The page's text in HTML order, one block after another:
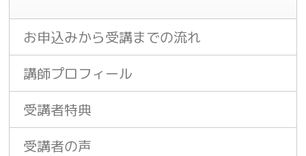
お申込みから受講までの流れ
講師プロフィール
受講者特典
受講者の声